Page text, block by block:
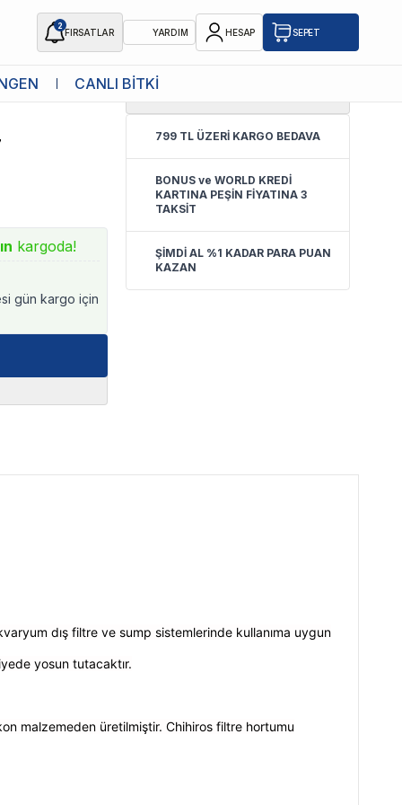
2
FIRSATLAR YARDIM HESAP SEPET
CANLI BİTKİ
16mm 3
kargoda!
gün kargo için
5.0
799 TL ÜZERİ KARGO BEDAVA
BONUS ve WORLD KREDİ
KARTINA PEŞİN FİYATINA 3
TAKSİT
ŞİMDİ AL %1 KADAR PARA PUAN
KAZAN
dış filtre ve sump sistemlerinde kullanıma uygun
yosun tutacaktır.
malzemeden üretilmiştir. Chihiros filtre hortumu